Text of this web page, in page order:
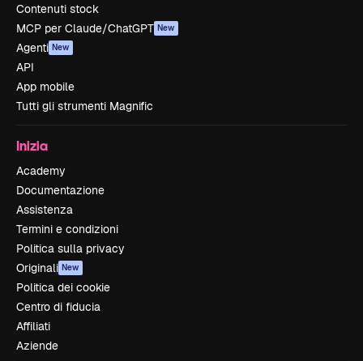
Contenuti stock
MCP per Claude/ChatGPT New
Agenti New
API
App mobile
Tutti gli strumenti Magnific
Inizia
Academy
Documentazione
Assistenza
Termini e condizioni
Politica sulla privacy
Originali New
Politica dei cookie
Centro di fiducia
Affiliati
Aziende